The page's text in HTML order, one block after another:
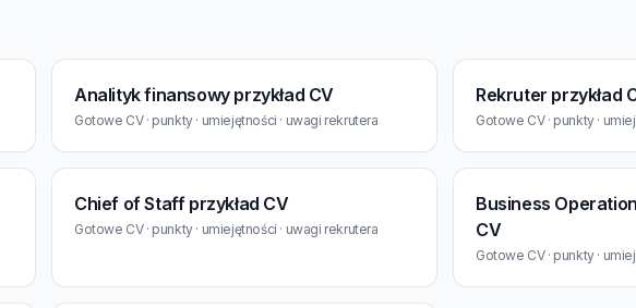
Analityk finansowy przykład CV
Gotowe CV · punkty · umiejętności · uwagi rekrutera
Rekruter przykład
Gotowe CV · punkty ·
Chief of Staff przykład CV
Gotowe CV · punkty · umiejętności · uwagi rekrutera
Business
CV
Gotowe CV · punkty ·